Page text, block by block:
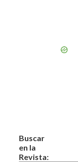
Buscar
en la
Revista: